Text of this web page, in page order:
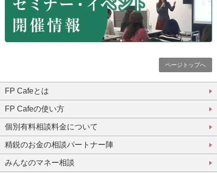
ページトップへ
FP Cafeとは
FP Cafeの使い方
個別有料相談料金について
精鋭のお金の相談パートナー陣
みんなのマネー相談